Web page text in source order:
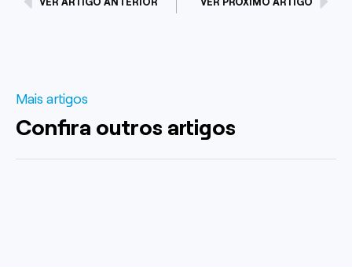
Mais artigos
Confira outros artigos